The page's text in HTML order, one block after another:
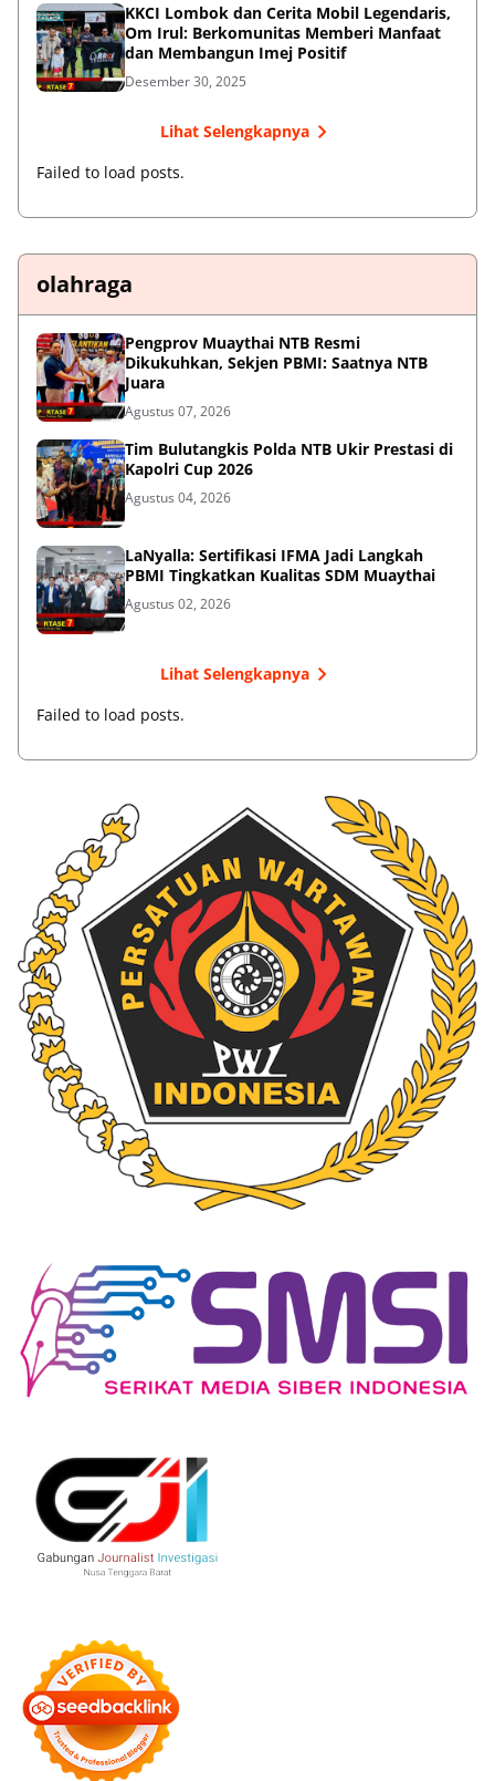
KKCI Lombok dan Cerita Mobil Legendaris,
Om Irul: Berkomunitas Memberi Manfaat
dan Membangun Imej Positif
Desember 30, 2025
Lihat Selengkapnya
Failed to load posts.
olahraga
Pengprov Muaythai NTB Resmi
Dikukuhkan, Sekjen PBMI: Saatnya NTB
Juara
Agustus 07, 2026
Tim Bulutangkis Polda NTB Ukir Prestasi di
Kapolri Cup 2026
Agustus 04, 2026
LaNyalla: Sertifikasi IFMA Jadi Langkah
PBMI Tingkatkan Kualitas SDM Muaythai
Agustus 02, 2026
Lihat Selengkapnya
Failed to load posts.